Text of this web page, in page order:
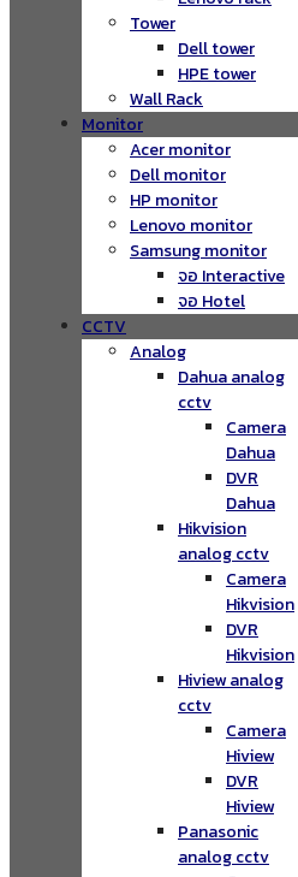
Tower
Dell tower
HPE tower
Wall Rack
Monitor
Acer monitor
Dell monitor
HP monitor
Lenovo monitor
Samsung monitor
จอ Interactive
จอ Hotel
CCTV
Analog
Dahua analog
cctv
Camera
Dahua
DVR
Dahua
Hikvision
analog cctv
Camera
Hikvision
DVR
Hikvision
Hiview analog
cctv
Camera
Hiview
DVR
Hiview
Panasonic
analog cctv